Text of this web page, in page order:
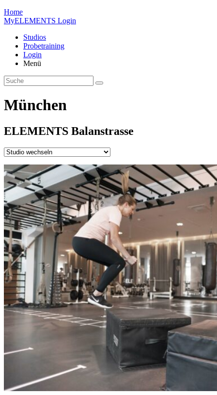
Home
MyELEMENTS Login
Studios
Probe­training
Login
Menü
München
ELEMENTS Balan­strasse